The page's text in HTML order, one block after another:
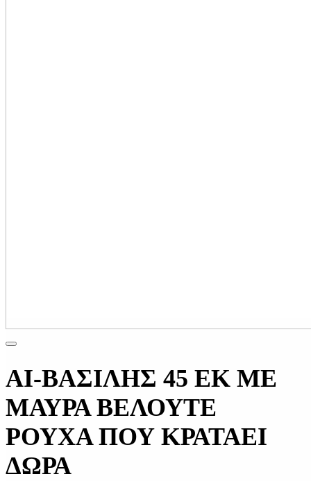
ΑΙ-ΒΑΣΙΛΗΣ 45 ΕΚ ΜΕ
ΜΑΥΡΑ ΒΕΛΟΥΤΕ
ΡΟΥΧΑ ΠΟΥ ΚΡΑΤΑΕΙ
ΔΩΡΑ